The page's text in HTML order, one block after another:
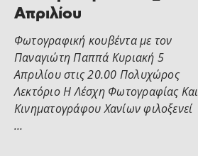
Απριλίου
Φωτογραφική κουβέντα με τον
Παναγιώτη Παππά Κυριακή 5
Απριλίου στις 20.00 Πολυχώρος
Λεκτόριο Η Λέσχη Φωτογραφίας Και
Κινηματογράφου Χανίων φιλοξενεί
…